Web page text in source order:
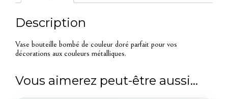
Description
Vase bouteille bombé de couleur doré parfait pour vos
décorations aux couleurs métalliques.
Vous aimerez peut-être aussi…